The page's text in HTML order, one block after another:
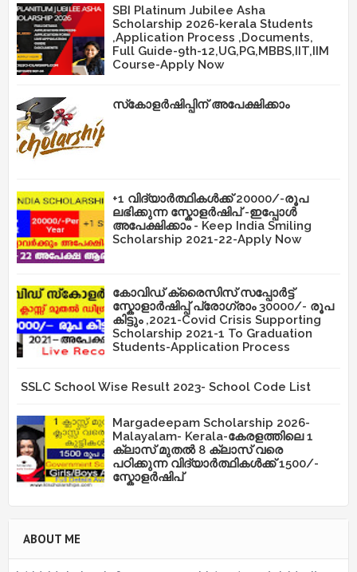
SBI Platinum Jubilee Asha
Scholarship 2026-kerala Students
,Application Process ,Documents,
Full Guide-9th-12,UG,PG,MBBS,IIT,IIM
Course-Apply Now
സ്‌കോളർഷിപ്പിന് അപേക്ഷിക്കാം
+1 വിദ്യാർത്ഥികൾക്ക് 20000/-രൂപ
ലഭിക്കുന്ന സ്കോളർഷിപ് -ഇപ്പോൾ
അപേക്ഷിക്കാം - Keep India Smiling
Scholarship 2021-22-Apply Now
കോവിഡ് ക്രൈസിസ് സപ്പോർട്ട്
സ്കോളാർഷിപ്പ് പ്രോഗ്രാം 30000/- രൂപ
കിട്ടും ,2021-Covid Crisis Supporting
Scholarship 2021-1 To Graduation
Students-Application Process
SSLC School Wise Result 2023- School Code List
Margadeepam Scholarship 2026-
Malayalam- Kerala-കേരളത്തിലെ 1
ക്ലാസ് മുതൽ 8 ക്ലാസ് വരെ
പഠിക്കുന്ന വിദ്യാർത്ഥികൾക്ക് 1500/-
സ്കോളർഷിപ്
ABOUT ME